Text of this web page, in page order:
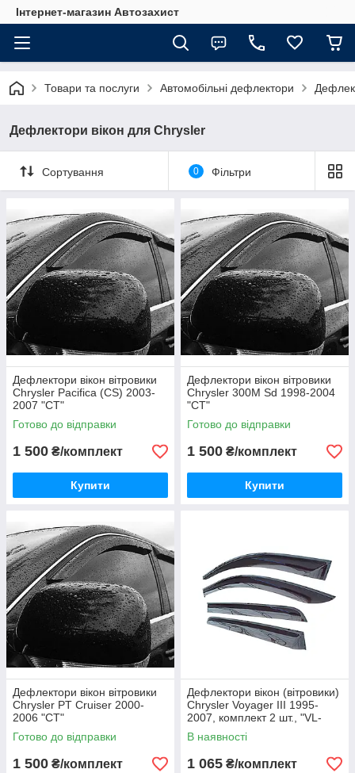
Інтернет-магазин Автозахист
Товари та послуги Автомобільні дефлектори
Дефлектори вікон для Chrysler
Сортування 0 Фільтри
Дефлектори вікон вітровики
Chrysler Pacifica (CS) 2003-
2007 "CT"
Готово до відправки
1 500 ₴/комплект
Купити
Дефлектори вікон вітровики
Chrysler 300M Sd 1998-2004
"CT"
Готово до відправки
1 500 ₴/комплект
Купити
Дефлектори вікон вітровики
Chrysler PT Cruiser 2000-
2006 "CT"
Готово до відправки
1 500 ₴/комплект
Дефлектори вікон (вітровики)
Chrysler Voyager III 1995-
2007, комплект 2 шт., "VL-
Tuning"
В наявності
1 065 ₴/комплект